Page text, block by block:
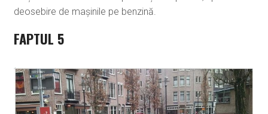
deosebire de mașinile pe benzină.
FAPTUL 5